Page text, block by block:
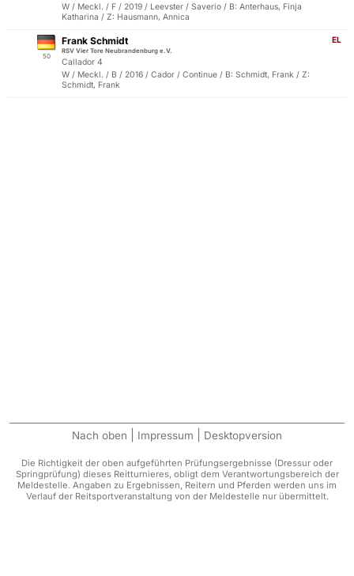
W / Meckl. / F / 2019 / Leevster / Saverio / B: Anterhaus, Finja
Katharina / Z: Hausmann, Annica
50
EL
Frank Schmidt
RSV Vier Tore Neubrandenburg e.V.
Callador 4
W / Meckl. / B / 2016 / Cador / Continue / B: Schmidt, Frank / Z:
Schmidt, Frank
Nach oben Impressum Desktopversion
Die Richtigkeit der oben aufgeführten Prüfungsergebnisse (Dressur oder
Springprüfung) dieses Reitturnieres, obligt dem Verantwortungsbereich der
Meldestelle. Angaben zu Ergebnissen, Reitern und Pferden werden uns im
Verlauf der Reitsportveranstaltung von der Meldestelle nur übermittelt.